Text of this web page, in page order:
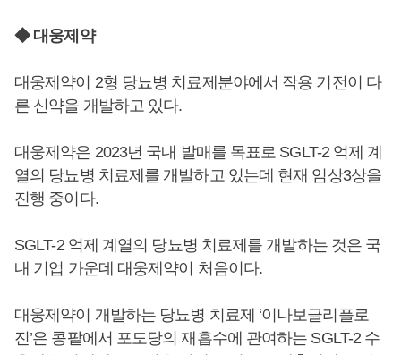
◆ 대웅제약
대웅제약이 2형 당뇨병 치료제분야에서 작용 기전이 다
른 신약을 개발하고 있다.
대웅제약은 2023년 국내 발매를 목표로 SGLT-2 억제 계
열의 당뇨병 치료제를 개발하고 있는데 현재 임상3상을
진행 중이다.
SGLT-2 억제 계열의 당뇨병 치료제를 개발하는 것은 국
내 기업 가운데 대웅제약이 처음이다.
대웅제약이 개발하는 당뇨병 치료제 ‘이나보글리플로
진’은 콩팥에서 포도당의 재흡수에 관여하는 SGLT-2 수